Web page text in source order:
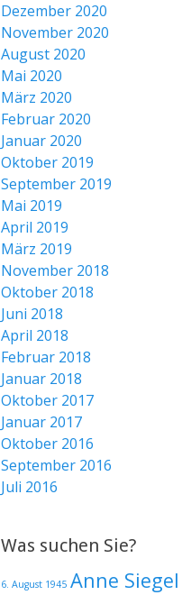
Dezember 2020
November 2020
August 2020
Mai 2020
März 2020
Februar 2020
Januar 2020
Oktober 2019
September 2019
Mai 2019
April 2019
März 2019
November 2018
Oktober 2018
Juni 2018
April 2018
Februar 2018
Januar 2018
Oktober 2017
Januar 2017
Oktober 2016
September 2016
Juli 2016
Was suchen Sie?
6. August 1945 Anne Siegel